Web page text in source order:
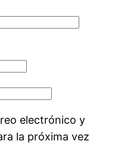
electrónico y
la próxima vez